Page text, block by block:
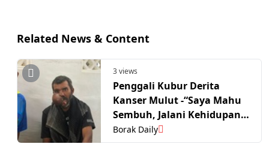
Related News & Content
3 views
Penggali Kubur Derita
Kanser Mulut -“Saya Mahu
Sembuh, Jalani Kehidupan
Seperti Biasa..”
Borak Daily